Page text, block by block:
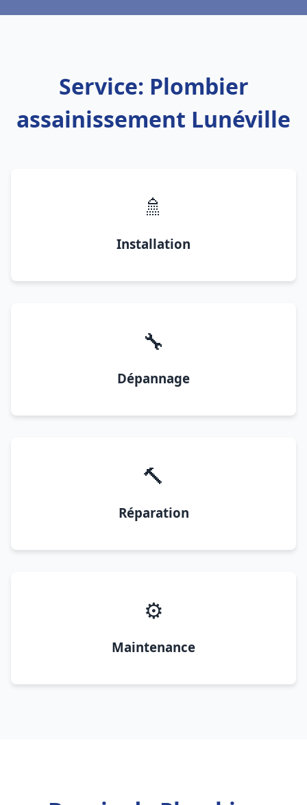
Service: Plombier
assainissement Lunéville
🚿
Installation
🔧
Dépannage
🔨
Réparation
⚙️
Maintenance